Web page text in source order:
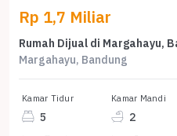
Rp 1,7 Miliar
Margahayu, Bandung
Kamar Tidur
5
Kamar Mandi
2